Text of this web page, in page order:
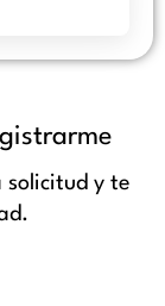
solicitud y te